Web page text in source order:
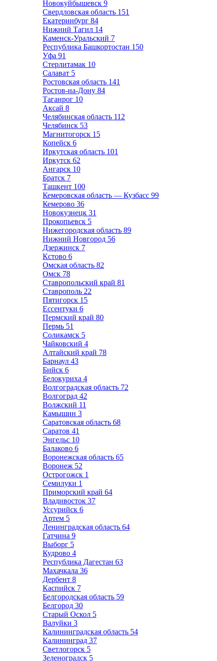
Новокуйбышевск 9
Свердловская область 151
Екатеринбург 84
Нижний Тагил 14
Каменск-Уральский 7
Республика Башкортостан 150
Уфа 91
Стерлитамак 10
Салават 5
Ростовская область 141
Ростов-на-Дону 84
Таганрог 10
Аксай 8
Челябинская область 112
Челябинск 53
Магнитогорск 15
Копейск 6
Иркутская область 101
Иркутск 62
Ангарск 10
Братск 7
Ташкент 100
Кемеровская область — Кузбасс 99
Кемерово 36
Новокузнецк 31
Прокопьевск 5
Нижегородская область 89
Нижний Новгород 56
Дзержинск 7
Кстово 6
Омская область 82
Омск 78
Ставропольский край 81
Ставрополь 22
Пятигорск 15
Ессентуки 6
Пермский край 80
Пермь 51
Соликамск 5
Чайковский 4
Алтайский край 78
Барнаул 43
Бийск 6
Белокуриха 4
Волгоградская область 72
Волгоград 42
Волжский 11
Камышин 3
Саратовская область 68
Саратов 41
Энгельс 10
Балаково 6
Воронежская область 65
Воронеж 52
Острогожск 1
Семилуки 1
Приморский край 64
Владивосток 37
Уссурийск 6
Артем 5
Ленинградская область 64
Гатчина 9
Выборг 5
Кудрово 4
Республика Дагестан 63
Махачкала 36
Дербент 8
Каспийск 7
Белгородская область 59
Белгород 30
Старый Оскол 5
Валуйки 3
Калининградская область 54
Калининград 37
Светлогорск 5
Зеленоградск 5